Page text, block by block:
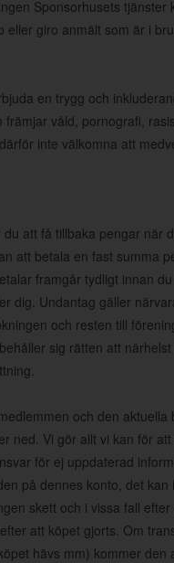
Sponsorhusets
giro anmält som är i
en trygg och
våld, pornografi,
inte välkomna att
att få tillbaka pengar när
att betala en fast summa
framgår tydligt innan
dig. Undantag gäller
och resten till
sig rätten att
och den
ned. Vi gör allt vi kan för
för ej uppdaterad
på dennes konto, det
skett och i vissa fall
att köpet gjorts. Om
hävs mm) kommer den